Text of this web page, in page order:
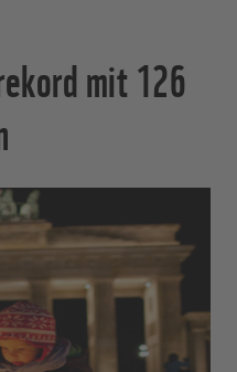
mit 126